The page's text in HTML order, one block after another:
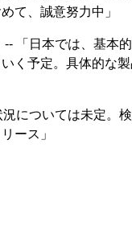
て、誠意努力中」
「日本では、基本
く予定。具体的な
については未定。
ース」